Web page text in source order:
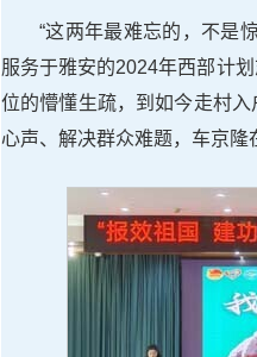
“这两年最难忘的，不是
服务于雅安的2024年西部计
位的懵懂生疏，到如今走村
心声、解决群众难题，车京隆